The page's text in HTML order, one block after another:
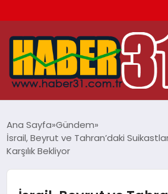
HATAY
Ana Sayfa Gündem
İsrail, Beyrut ve Tahran’daki
Karşılık Bekliyor